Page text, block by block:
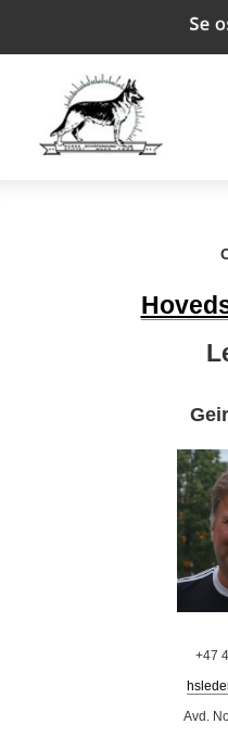
+47
Avd.